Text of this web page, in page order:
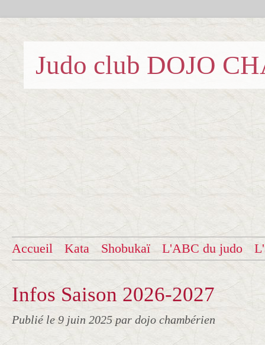
Judo club DOJO
Accueil Kata Shobukaï L'ABC du judo
Infos Saison 2026-2027
Publié le 9 juin 2025 par dojo chambérien